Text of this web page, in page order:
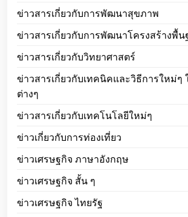
ข่าวสารเกี่ยวกับการพัฒนาสุขภาพ
ข่าวสารเกี่ยวกับการพัฒนาโครงสร้างพื้น
ข่าวสารเกี่ยวกับวิทยาศาสตร์
ข่าวสารเกี่ยวกับเทคนิคและวิธีการใหม่ๆ
ต่างๆ
ข่าวสารเกี่ยวกับเทคโนโลยีใหม่ๆ
ข่าวเกี่ยวกับการท่องเที่ยว
ข่าวเศรษฐกิจ ภาษาอังกฤษ
ข่าวเศรษฐกิจ สั้น ๆ
ข่าวเศรษฐกิจ ไทยรัฐ